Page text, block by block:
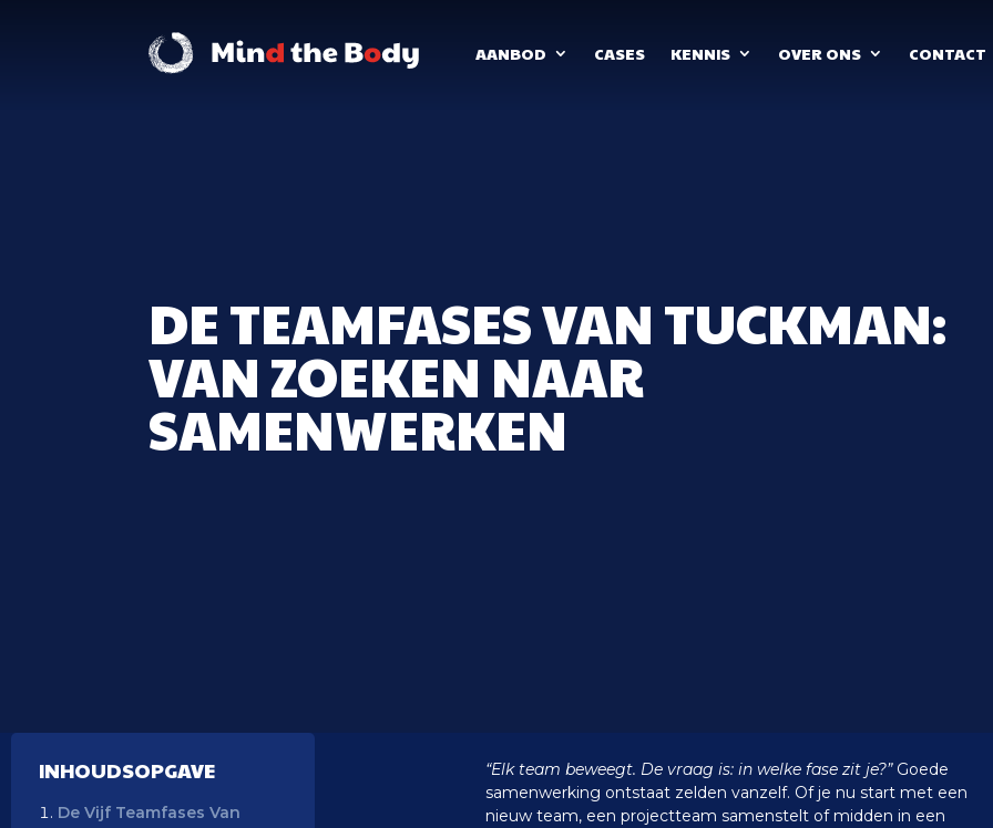
AANBOD CASES KENNIS OVER ONS CONTACT
DE TEAMFASES VAN TUCKMAN:
VAN ZOEKEN NAAR
SAMENWERKEN
INHOUDSOPGAVE
De Vijf Teamfases Van
“Elk team beweegt. De vraag is: in welke fase zit je?” Goede
samenwerking ontstaat zelden vanzelf. Of je nu start met een
nieuw team, een projectteam samenstelt of midden in een